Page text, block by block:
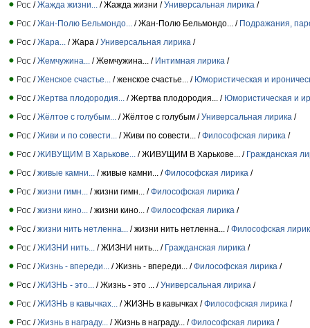
/Жажда жизни... / Жажда жизни /Универсальная лирика /
/Жан-Полю Бельмондо... / Жан-Полю Бельмондо... / Подражания,
/Жара... / Жара /Универсальная лирика /
/Жемчужина... / Жемчужина... / Интимная лирика /
/Женское счастье... / женское счастье... / Юмористическая и
/Жертва плодородия... / Жертва плодородия... / Юмористическая и
/Жёлтое с голубым... / Жёлтое с голубым /Универсальная лирика /
/Живи и по совести... / Живи по совести... /Философская лирика /
/ЖИВУЩИМ В Харькове... / ЖИВУЩИМ В Харькове... / Гражданская
/живые камни... / живые камни... /Философская лирика /
/жизни гимн... / жизни гимн... /Философская лирика /
/жизни кино... / жизни кино... /Философская лирика /
/жизни нить нетленна... / жизни нить нетленна... /Философская
/ЖИЗНИ нить... / ЖИЗНИ нить... / Гражданская лирика /
/Жизнь - впереди... / Жизнь - впереди... /Философская лирика /
/ЖИЗНЬ - это... / Жизнь - это ... /Универсальная лирика /
/ЖИЗНЬ в кавычках... / ЖИЗНЬ в кавычках /Философская лирика /
/Жизнь в награду... / Жизнь в награду... /Философская лирика /